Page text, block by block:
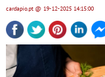
cardapio.pt@ 19-12-2025 14:15:00